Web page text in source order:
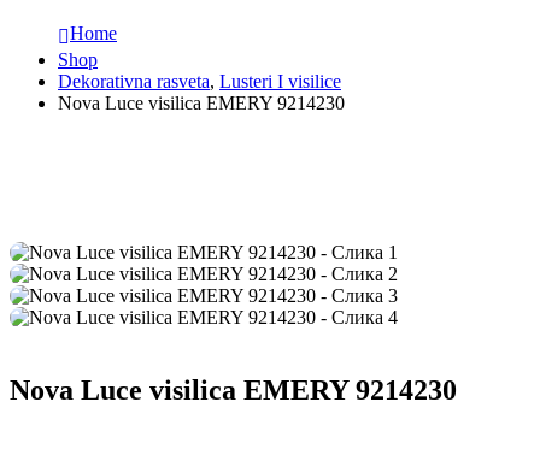
Home
Shop
Dekorativna rasveta, Lusteri I visilice
Nova Luce visilica EMERY 9214230
Nova Luce visilica EMERY 9214230